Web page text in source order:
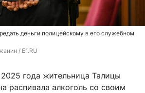
деньги полицейскому в его служебном
/ E1.RU
года жительница Талицы
распивала алкоголь со своим